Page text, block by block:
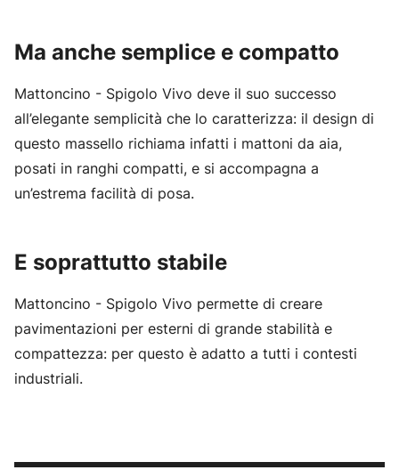
Ma anche semplice e compatto
Mattoncino - Spigolo Vivo deve il suo successo
all’elegante semplicità che lo caratterizza: il design di
questo massello richiama infatti i mattoni da aia,
posati in ranghi compatti, e si accompagna a
un’estrema facilità di posa.
E soprattutto stabile
Mattoncino - Spigolo Vivo permette di creare
pavimentazioni per esterni di grande stabilità e
compattezza: per questo è adatto a tutti i contesti
industriali.